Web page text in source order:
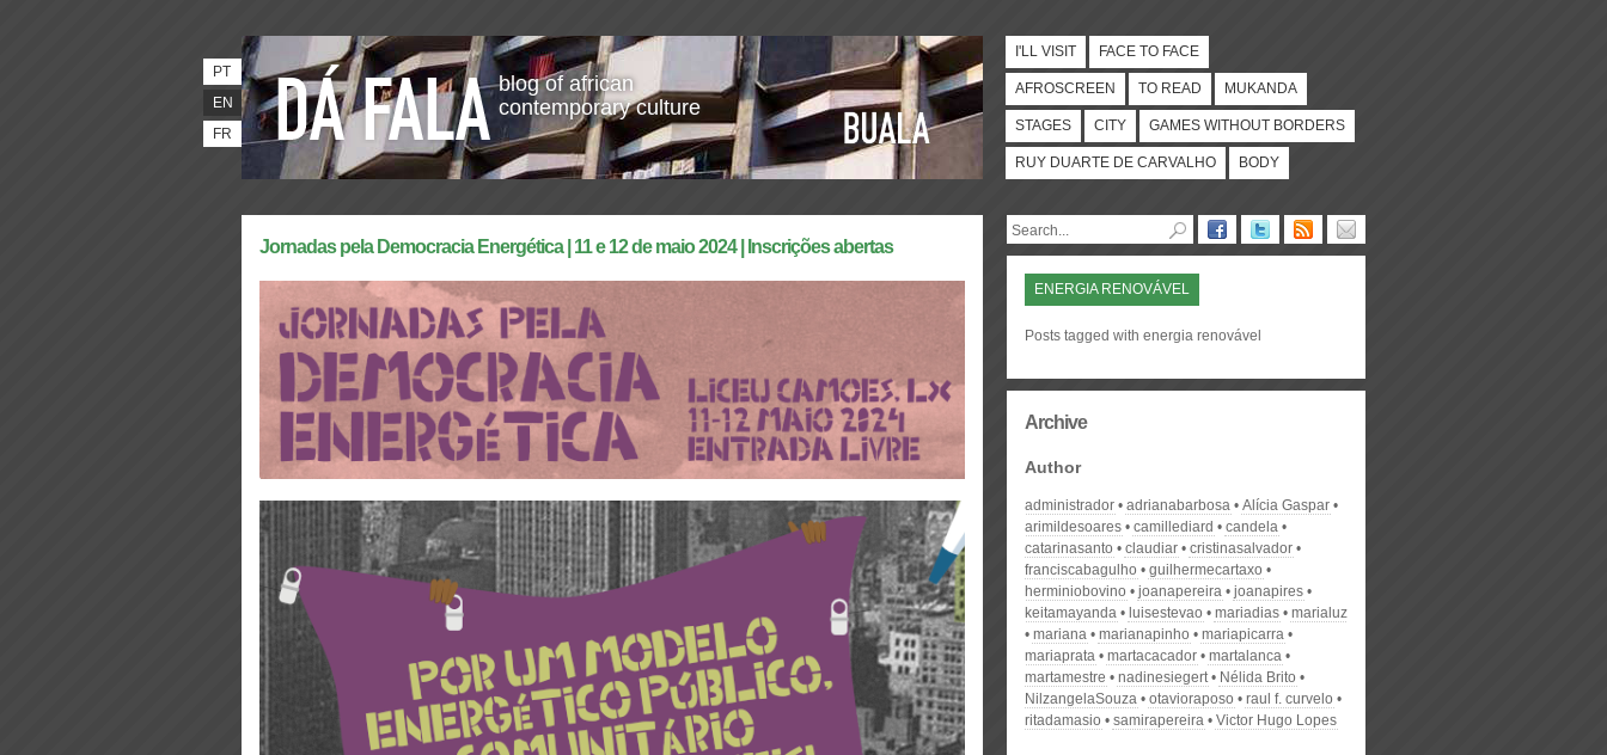
blog of african
contemporary culture
PT
EN
FR
I'LL VISIT FACE TO FACE
AFROSCREEN TO READ MUKANDA
STAGES CITY GAMES WITHOUT BORDERS
RUY DUARTE DE CARVALHO BODY
Jornadas pela Democracia Energética | 11 e 12 de maio 2024 | Inscrições abertas
ENERGIA RENOVÁVEL
Posts tagged with energia renovável
Archive
Author
administrador adrianabarbosa
Alícia Gaspar
arimildesoares
camillediard
candela
catarinasanto
claudiar
cristinasalvador
franciscabagulho
guilhermecartaxo
herminiobovino
joanapereira
joanapires
keitamayanda
luisestevao mariadias
marialuz
mariana
marianapinho
mariapicarra
mariaprata
martacacador
martalanca
martamestre
nadinesiegert
Nélida Brito
NilzangelaSouza
otavioraposo
raul f. curvelo
ritadamasio
samirapereira Victor Hugo Lopes